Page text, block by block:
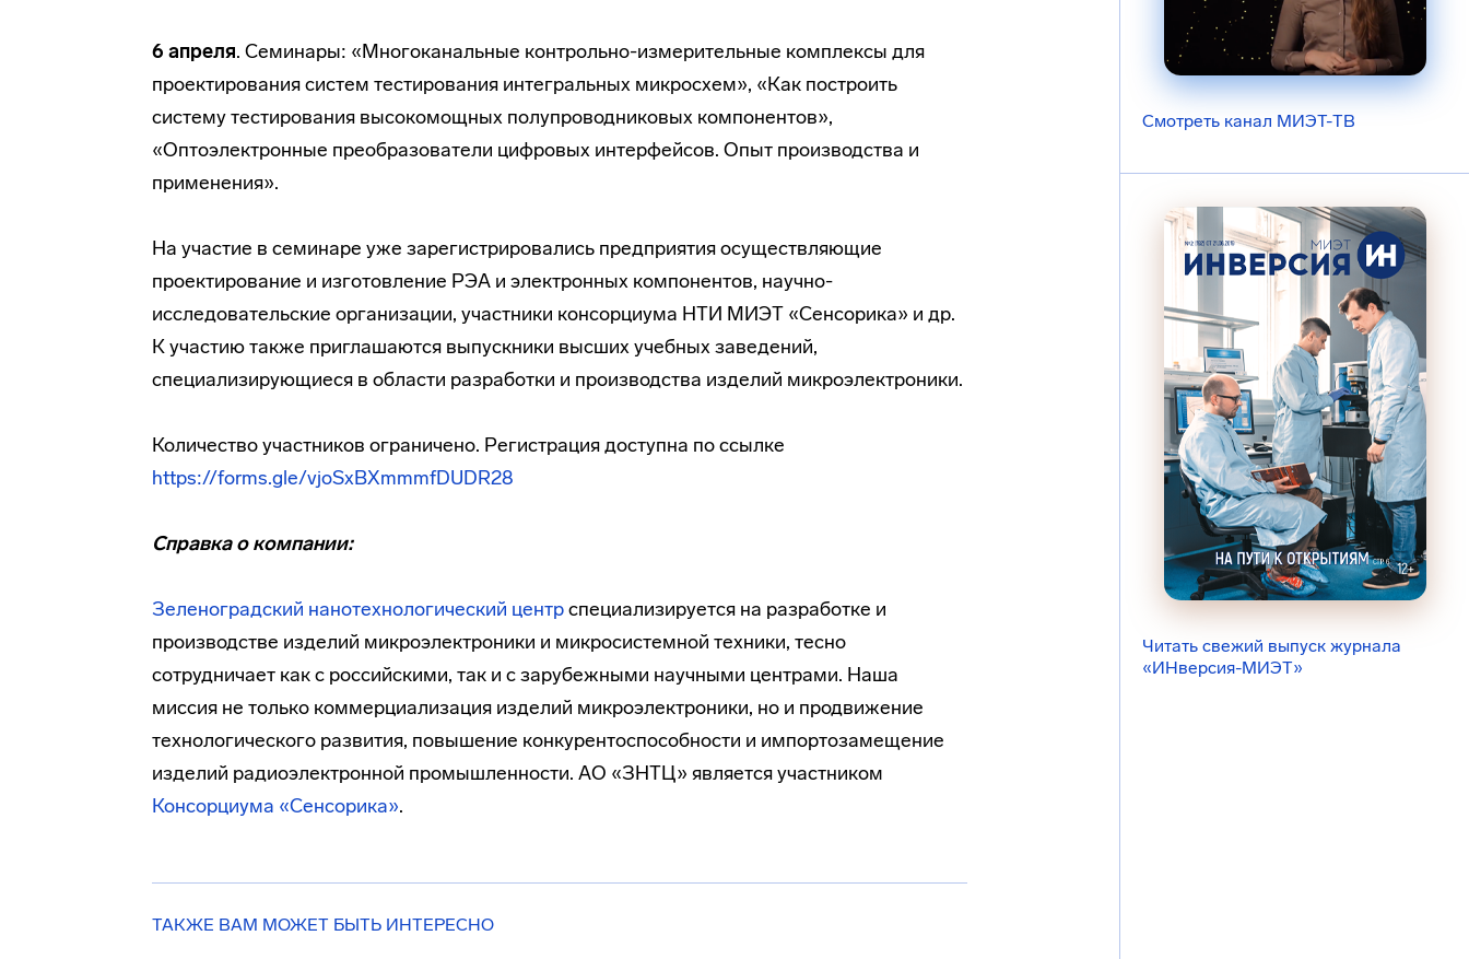
6 апреля. Семинары: «Многоканальные контрольно-измерительные комплексы для
проектирования систем тестирования интегральных микросхем», «Как построить
систему тестирования высокомощных полупроводниковых компонентов»,
«Оптоэлектронные преобразователи цифровых интерфейсов. Опыт производства и
применения».
На участие в семинаре уже зарегистрировались предприятия осуществляющие
проектирование и изготовление РЭА и электронных компонентов, научно-
исследовательские организации, участники консорциума НТИ МИЭТ «Сенсорика» и др.
К участию также приглашаются выпускники высших учебных заведений,
специализирующиеся в области разработки и производства изделий микроэлектроники.
Количество участников ограничено. Регистрация доступна по ссылке
https://forms.gle/vjoSxBXmmmfDUDR28
Справка о компании:
Зеленоградский нанотехнологический центрспециализируется на разработке и
производстве изделий микроэлектроники и микросистемной техники, тесно
сотрудничает как с российскими, так и с зарубежными научными центрами. Наша
миссия не только коммерциализация изделий микроэлектроники, но и продвижение
технологического развития, повышение конкурентоспособности и импортозамещение
изделий радиоэлектронной промышленности. АО «ЗНТЦ» является участником
Консорциума «Сенсорика».
ТАКЖЕ ВАМ МОЖЕТ БЫТЬ ИНТЕРЕСНО
Смотреть канал МИЭТ-ТВ
Читать свежий выпуск журнала
«ИНверсия-МИЭТ»